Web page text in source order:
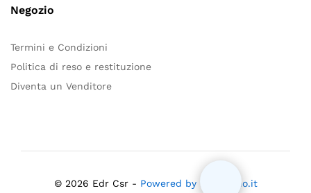
Negozio
Termini e Condizioni
Politica di reso e restituzione
Diventa un Venditore
© 2026 Edr Csr - Powered by Mloiacono.it